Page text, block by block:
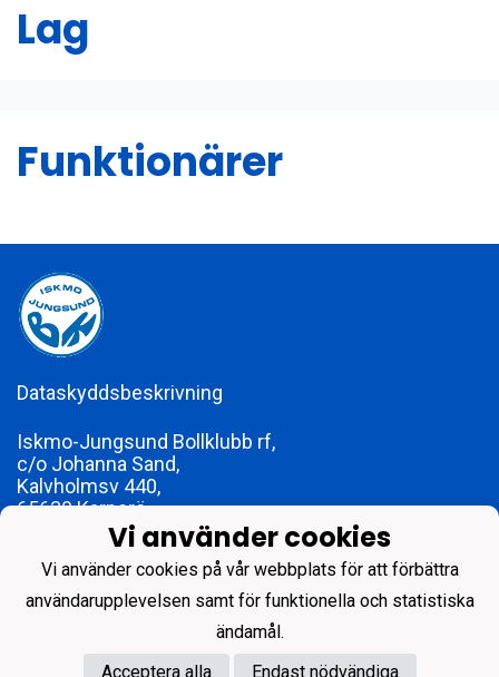
Lag
Funktionärer
Dataskyddsbeskrivning
Iskmo-Jungsund Bollklubb rf,
c/o Johanna Sand,
Kalvholmsv 440,
65630 Karperö
foreningen@ijbk.fi
FO-nummer 1773979-2
Vi använder cookies
Vi använder cookies på vår webbplats för att förbättra
användarupplevelsen samt för funktionella och statistiska
ändamål.
Acceptera alla
Endast nödvändiga